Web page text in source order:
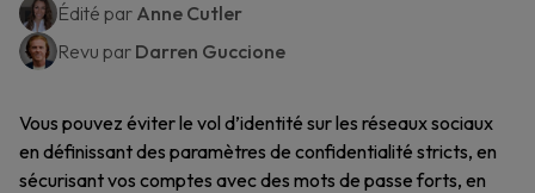
Édité par Anne Cutler
Revu par Darren Guccione
Vous pouvez éviter le vol d’identité sur les réseaux sociaux
en définissant des paramètres de confidentialité stricts, en
sécurisant vos comptes avec des mots de passe forts, en